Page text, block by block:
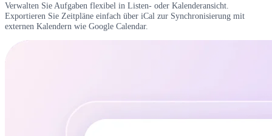
Verwalten Sie Aufgaben flexibel in Listen- oder Kalenderansicht.
Exportieren Sie Zeitpläne einfach über iCal zur Synchronisierung mit
externen Kalendern wie Google Calendar.